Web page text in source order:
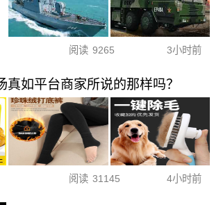
阅读 9265 3小时前
真如平台商家所说的那样吗？
阅读 31145 4小时前